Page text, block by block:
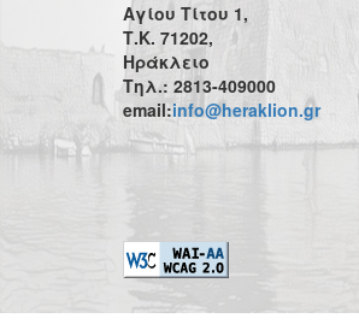
Αγίου Τίτου 1,
Τ.Κ. 71202,
Ηράκλειο
Τηλ.: 2813-409000
email:info@heraklion.gr